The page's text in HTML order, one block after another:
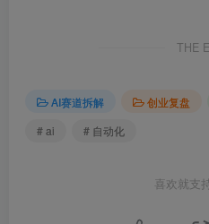
THE
AI赛道拆解 创业复盘
# ai
# 自动化
喜欢就支